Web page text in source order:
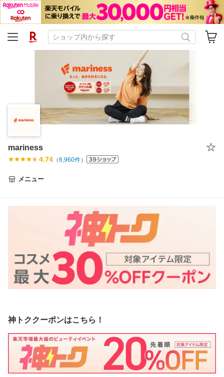
mariness
4.74 （6,960件）
メニュー
神トククーポンはこちら！